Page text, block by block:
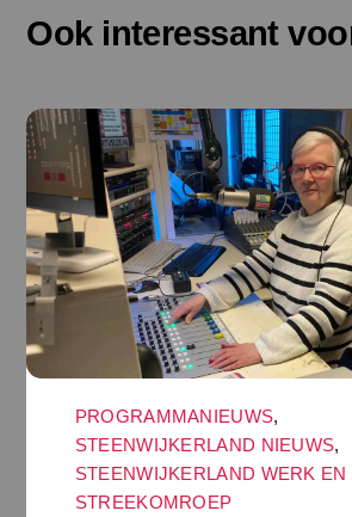
Ook interessant
PROGRAMMANIEUWS,
STEENWIJKERLAND NIEUWS,
STEENWIJKERLAND WERK EN
STREEKOMROEP